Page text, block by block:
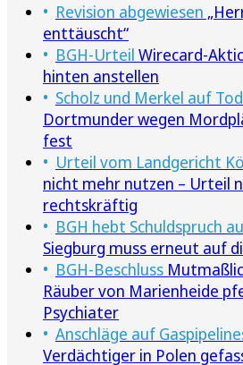
Revision abgewiesen
enttäuscht“
BGH-Urteil Wirecard-
hinten anstellen
Scholz und Merkel auf
Dortmunder wegen
fest
Urteil vom Landgericht
nicht mehr nutzen – Urteil
rechtskräftig
BGH hebt Schuldspruch
Siegburg muss erneut auf
BGH-Beschluss
Räuber von Marienheide
Psychiater
Anschläge auf
Verdächtiger in Polen